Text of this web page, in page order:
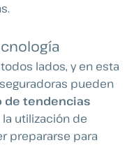
lados, y en esta
pueden
de tendencias
la utilización de
prepararse para